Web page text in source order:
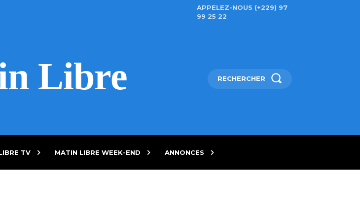
APPELEZ-NOUS (+229) 97
99 25 22
Libre RECHERCHER
TV MATIN LIBRE WEEK-END ANNONCES